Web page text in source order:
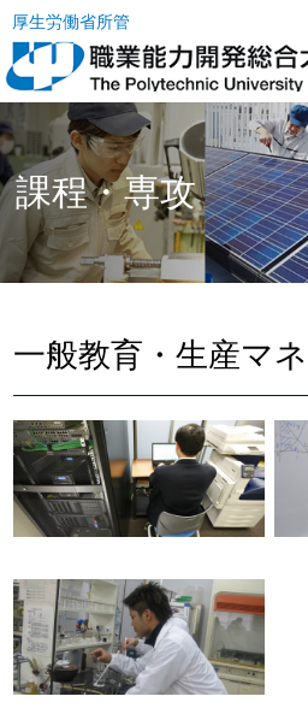
厚生労働省所管
課程・専攻
一般教育・生産マ